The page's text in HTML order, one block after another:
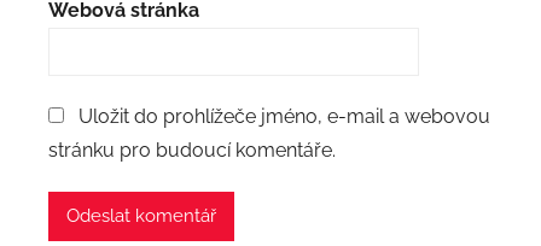
Webová stránka
Uložit do prohlížeče jméno, e-mail a webovou
stránku pro budoucí komentáře.